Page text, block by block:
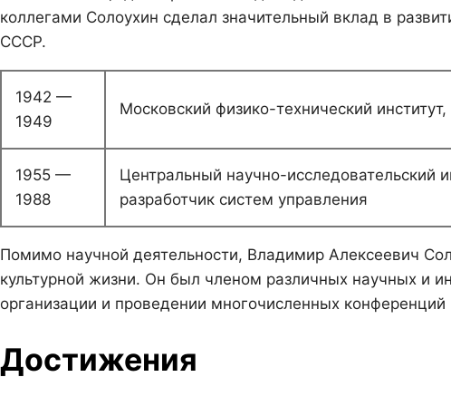
коллегами Солоухин сделал значительный вклад в
СССР.
1942 —
1949
Московский физико-технический
1955 —
1988
Центральный научно-исследовательский
разработчик систем управления
Помимо научной деятельности, Владимир Алексеевич
культурной жизни. Он был членом различных научных и
организации и проведении многочисленных
Достижения